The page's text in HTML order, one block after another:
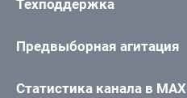
Техподдержка
Предвыборная агитация
Статистика канала в MAX